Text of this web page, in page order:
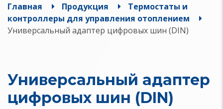
Главная Продукция
Термостаты и
контроллеры для управления отоплением
Универсальный адаптер цифровых шин (DIN)
Универсальный адаптер
цифровых шин (DIN)